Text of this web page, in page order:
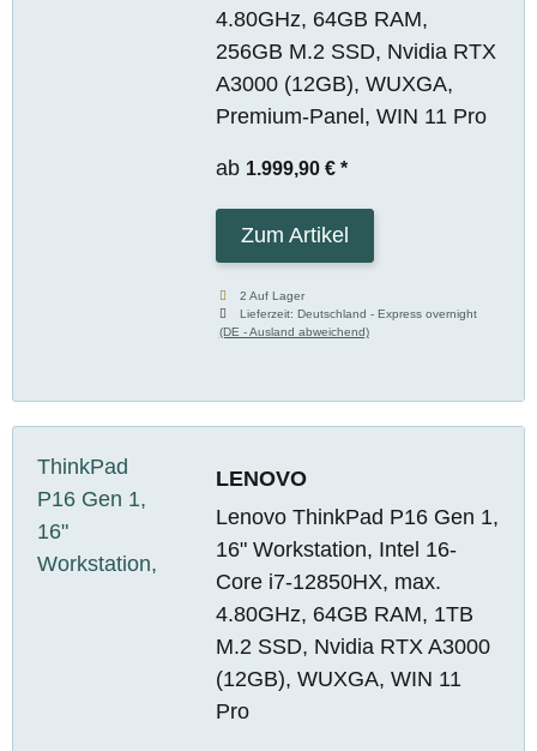
4.80GHz, 64GB RAM,
256GB M.2 SSD, Nvidia RTX
A3000 (12GB), WUXGA,
Premium-Panel, WIN 11 Pro
ab 1.999,90 € *
Zum Artikel
2 Auf Lager
Lieferzeit:Deutschland - Express overnight
(DE - Ausland abweichend)
LENOVO
Lenovo ThinkPad P16 Gen 1,
16" Workstation, Intel 16-
Core i7-12850HX, max.
4.80GHz, 64GB RAM, 1TB
M.2 SSD, Nvidia RTX A3000
(12GB), WUXGA, WIN 11
Pro